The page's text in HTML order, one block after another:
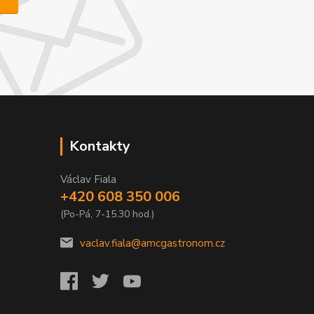
Kontakty
Václav Fiala
+420 608 350 006
(Po-Pá, 7-15.30 hod.)
vaclav.fiala@amcgastronom.cz